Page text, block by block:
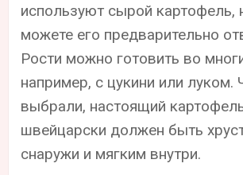
используют сырой картофель,
можете его предварительно
Рости можно готовить во
например, с цукини или
выбрали, настоящий
швейцарски должен быть
снаружи и мягким внутри.